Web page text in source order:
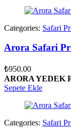
Categories: Safari
Arora Safari
₺950.00
ARORA YEDEK
Sepete Ekle
Categories: Safari